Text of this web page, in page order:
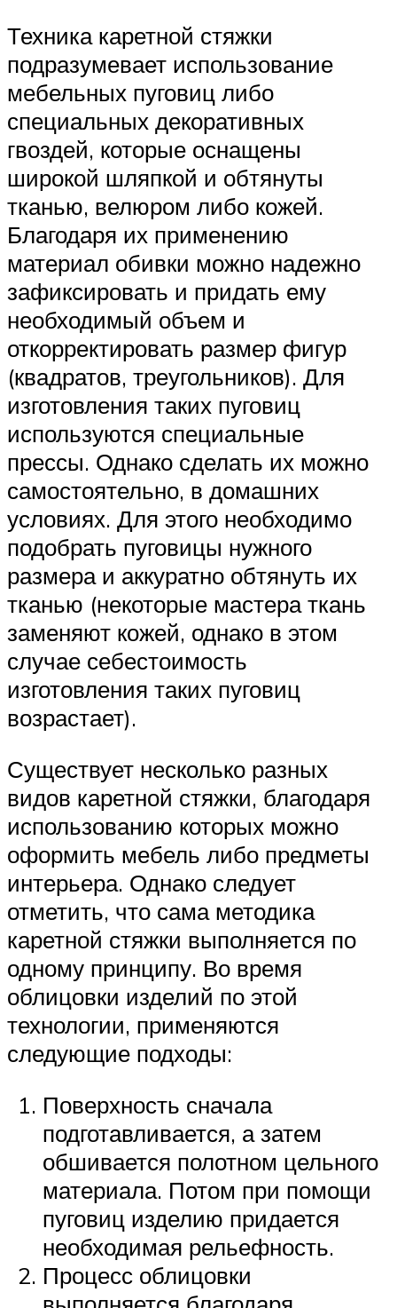
Техника каретной стяжки
подразумевает использование
мебельных пуговиц либо
специальных декоративных
гвоздей, которые оснащены
широкой шляпкой и обтянуты
тканью, велюром либо кожей.
Благодаря их применению
материал обивки можно надежно
зафиксировать и придать ему
необходимый объем и
откорректировать размер фигур
(квадратов, треугольников). Для
изготовления таких пуговиц
используются специальные
прессы. Однако сделать их можно
самостоятельно, в домашних
условиях. Для этого необходимо
подобрать пуговицы нужного
размера и аккуратно обтянуть их
тканью (некоторые мастера ткань
заменяют кожей, однако в этом
случае себестоимость
изготовления таких пуговиц
возрастает).
Существует несколько разных
видов каретной стяжки, благодаря
использованию которых можно
оформить мебель либо предметы
интерьера. Однако следует
отметить, что сама методика
каретной стяжки выполняется по
одному принципу. Во время
облицовки изделий по этой
технологии, применяются
следующие подходы:
Поверхность сначала
подготавливается, а затем
обшивается полотном цельного
материала. Потом при помощи
пуговиц изделию придается
необходимая рельефность.
Процесс облицовки